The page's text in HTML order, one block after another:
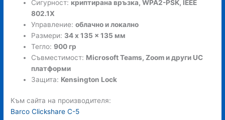
Сигурност: криптирана връзка, WPA2-PSK, IEEE
802.1X
Управление:облачно и локално
Размери: 34 x 135 x 135 мм
Тегло:900 гр
Съвместимост: Microsoft Teams, Zoom и други UC
платформи
Защита: Kensington Lock
Към сайта на производителя:
Barco Clickshare C-5